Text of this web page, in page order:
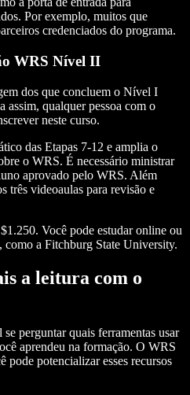
Por exemplo, muitos que
credenciados do programa.
WRS Nível II
dos que concluem o Nível I
qualquer pessoa com o
neste curso.
das Etapas 7-12 e amplia o
o WRS. É necessário ministrar
aprovado pelo WRS. Além
três videoaulas para revisão e
Você pode estudar online ou
como a Fitchburg State University.
a leitura com o
perguntar quais ferramentas usar
aprendeu na formação. O WRS
pode potencializar esses recursos